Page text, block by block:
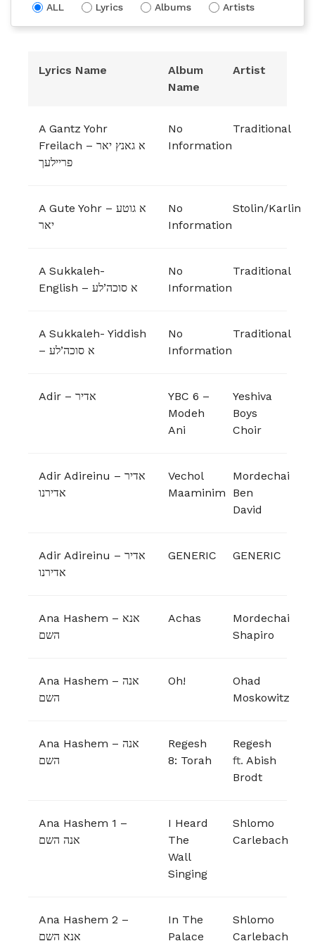
ALL Lyrics Albums Artists
Lyrics Name
Album
Name
Artist
A Gantz Yohr
Freilach – א גאנץ יאר
פריילעך
No
Information
Traditional
A Gute Yohr – א גוטע
יאר
No
Information
Stolin/Karlin
A Sukkaleh-
English – א סוכה’לע
No
Information
Traditional
A Sukkaleh- Yiddish
– א סוכה’לע
No
Information
Traditional
Adir – אדיר
YBC 6 –
Modeh
Ani
Yeshiva
Boys
Choir
Adir Adireinu – אדיר
אדירנו
Vechol
Maaminim
Mordechai
Ben
David
Adir Adireinu – אדיר
אדירנו
GENERIC GENERIC
Ana Hashem – אנא
השם
Achas
Mordechai
Shapiro
Ana Hashem – אנה
השם
Oh!
Ohad
Moskowitz
Ana Hashem – אנה
השם
Regesh
8: Torah
Regesh
ft. Abish
Brodt
Ana Hashem 1 –
אנה השם
I Heard
The
Wall
Singing
Shlomo
Carlebach
Ana Hashem 2 –
אנא השם
In The
Palace
Shlomo
Carlebach